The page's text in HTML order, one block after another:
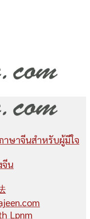
าษาจีนสำหรับผู้มีใจ
จีน
Lpnm